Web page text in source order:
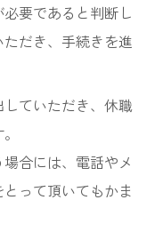
要であると判断し
だき、手続きを進
ていただき、休職
合には、電話やメ
って頂いてもかま